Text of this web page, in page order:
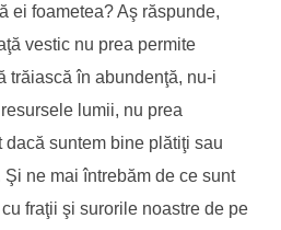
ei foametea? Aş răspunde,
vestic nu prea permite
trăiască în abundenţă, nu-i
lumii, nu prea
suntem bine plătiţi sau
ne mai întrebăm de ce sunt
fraţii şi surorile noastre de pe